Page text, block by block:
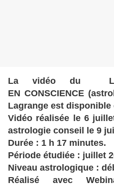
La vidéo du Live
EN CONSCIENCE
Lagrange est disponible
Vidéo réalisée le 6
astrologie conseil le 9
Durée : 1 h 17 minutes.
Période étudiée : juillet
Niveau astrologique :
Réalisé avec